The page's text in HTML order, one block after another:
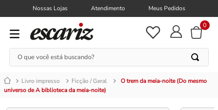
Nossas Lojas Atendimento Meus Pedidos
0
O que você está buscando?
Livro impresso Ficção / Geral
O trem da meia-noite (Do mesmo
universo de A biblioteca da meia-noite)